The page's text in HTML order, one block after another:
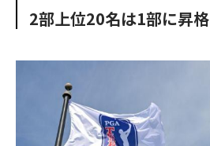
2部上位20名は1部に昇格